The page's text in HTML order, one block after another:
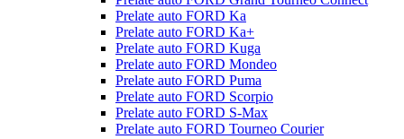
Prelate auto FORD Ka
Prelate auto FORD Ka+
Prelate auto FORD Kuga
Prelate auto FORD Mondeo
Prelate auto FORD Puma
Prelate auto FORD Scorpio
Prelate auto FORD S-Max
Prelate auto FORD Tourneo Courier